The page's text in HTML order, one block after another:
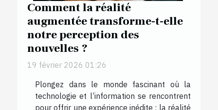
Comment la réalité
augmentée transforme-t-elle
notre perception des
nouvelles ?
19 février 2026 01:26
Plongez dans le monde fascinant où la
technologie et l’information se rencontrent
pour offrir une expérience inédite : la réalité